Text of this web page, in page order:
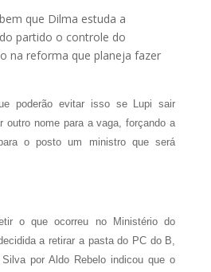
que Dilma estuda a
partido o controle do
na reforma que planeja fazer
poderão evitar isso se Lupi sair
outro nome para a vaga, forçando a
o posto um ministro que será
o que ocorreu no Ministério do
a retirar a pasta do PC do B,
por Aldo Rebelo indicou que o